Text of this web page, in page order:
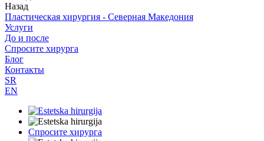
Назад
Пластическая хирургия - Северная Македония
Услуги
До и после
Спросите хирурга
Блог
Контакты
SR
EN
Спросите хирурга